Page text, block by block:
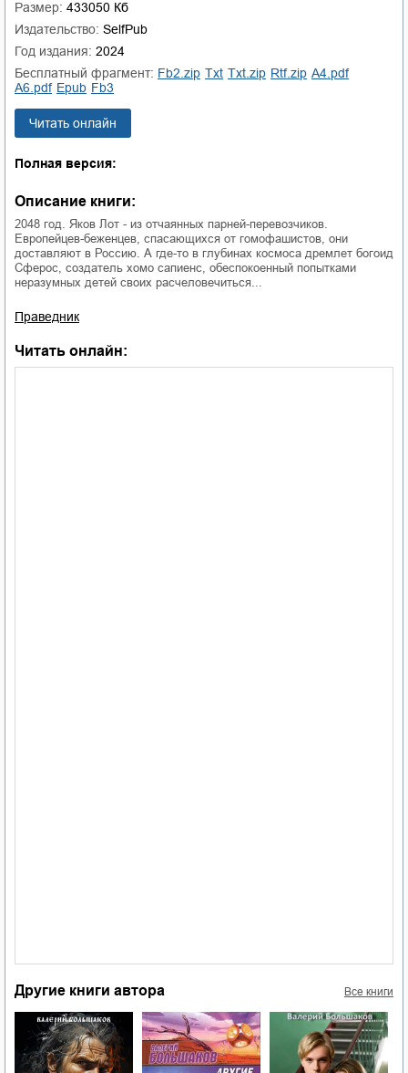
Размер: 433050 Кб
Издательство: SelfPub
Год издания: 2024
Бесплатный фрагмент:
fb2.zip txt txt.zip rtf.zip
a4.pdf
a6.pdf
epub fb3
Читать онлайн
Полная версия:
Описание книги:
2048 год. Яков Лот - из отчаянных парней-перевозчиков.
Европейцев-беженцев, спасающихся от гомофашистов, они
доставляют в Россию. А где-то в глубинах космоса дремлет богоид
Сферос, создатель хомо сапиенс, обеспокоенный попытками
неразумных детей своих расчеловечиться...
Праведник
Читать онлайн:
Другие книги автора Все книги